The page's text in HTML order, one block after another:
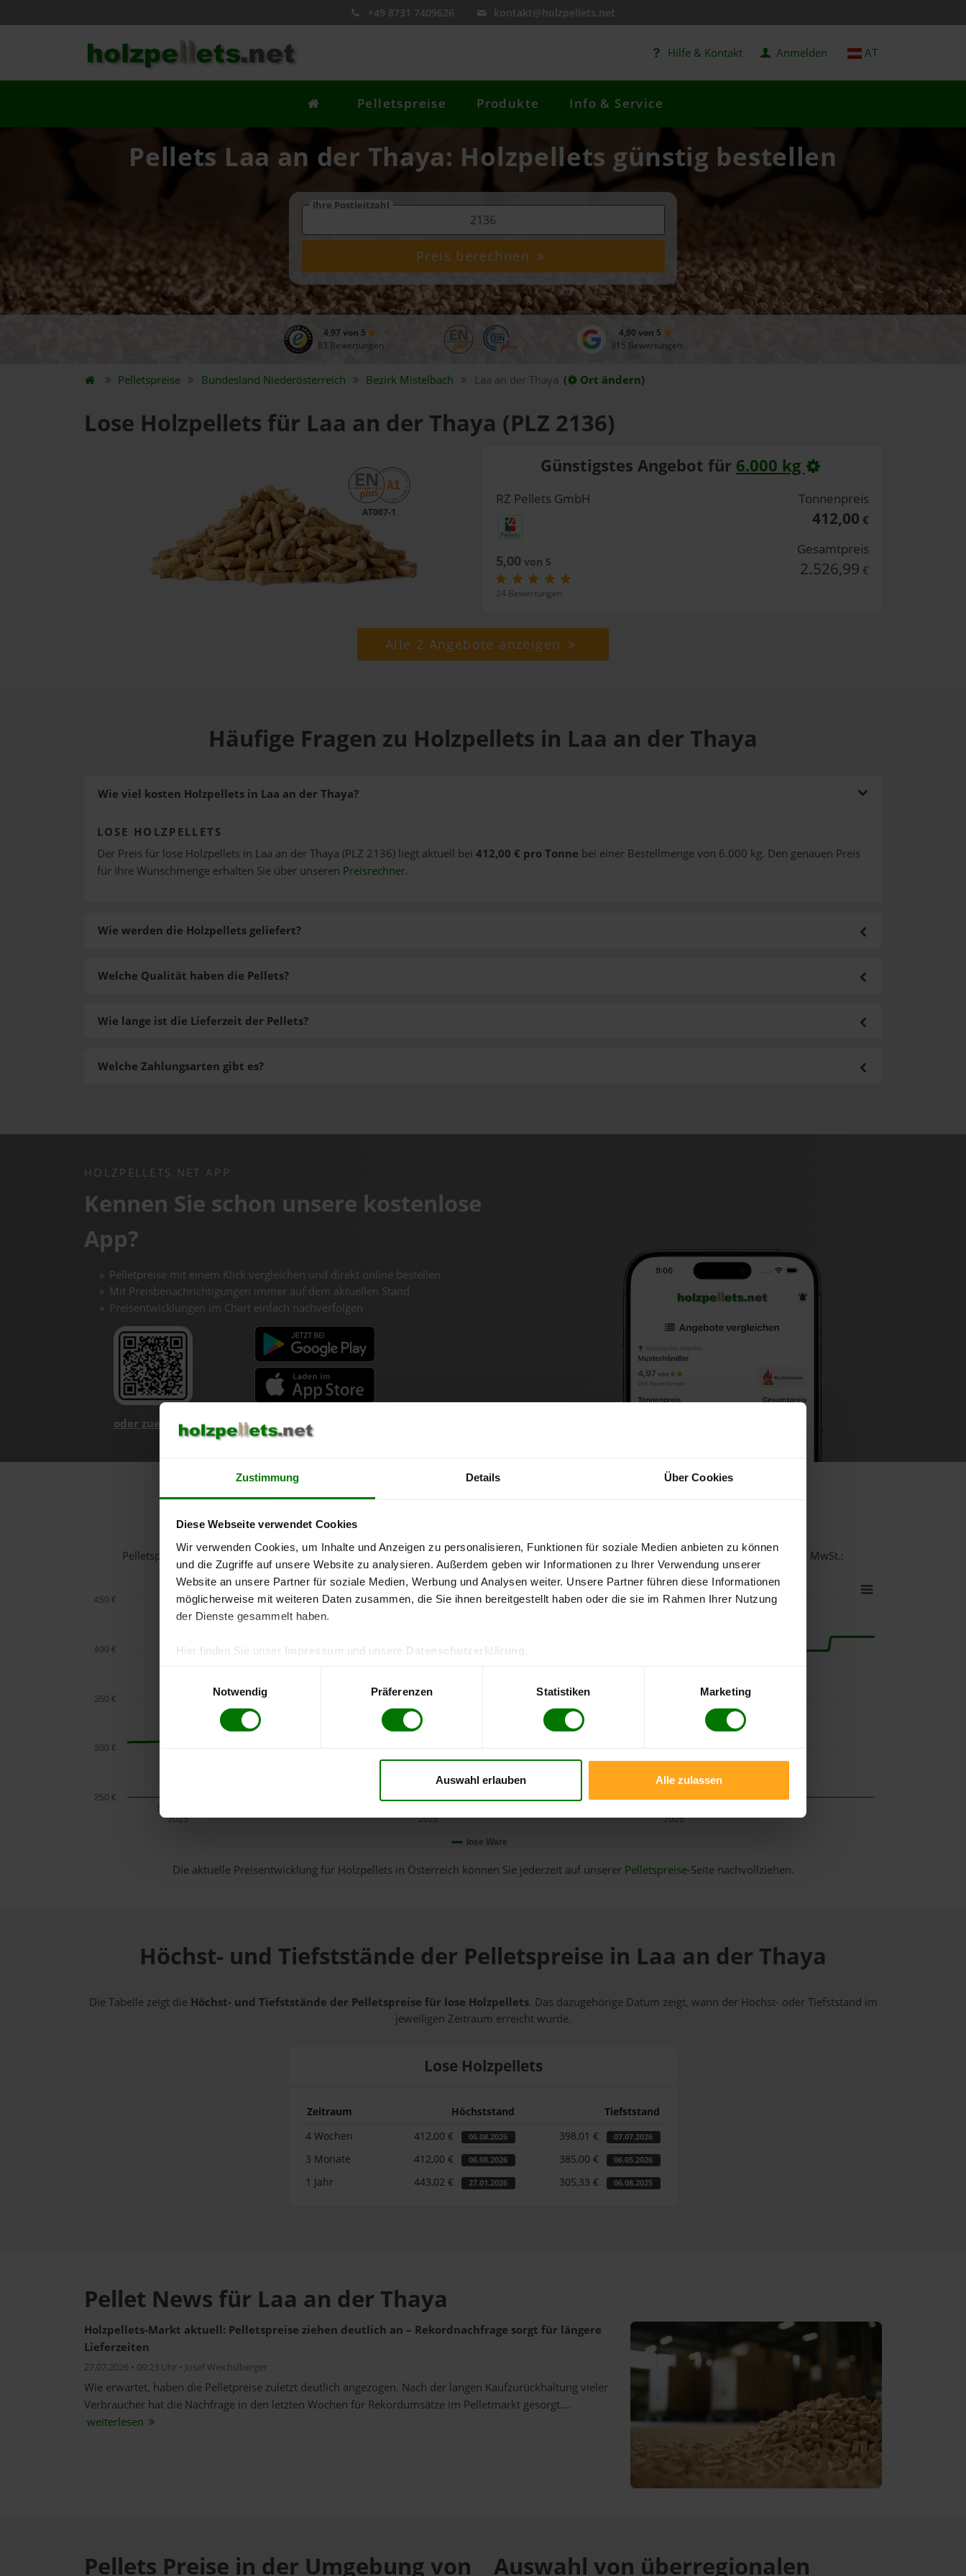
Zustimmung Details Über Cookies
Diese Webseite verwendet Cookies
Wir verwenden Cookies, um Inhalte und Anzeigen zu personalisieren, Funktionen für soziale Medien anbieten zu können
und die Zugriffe auf unsere Website zu analysieren. Außerdem geben wir Informationen zu Ihrer Verwendung unserer
Website an unsere Partner für soziale Medien, Werbung und Analysen weiter. Unsere Partner führen diese Informationen
möglicherweise mit weiteren Daten zusammen, die Sie ihnen bereitgestellt haben oder die sie im Rahmen Ihrer Nutzung
der Dienste gesammelt haben.
Hier finden Sie unser Impressum und unsere Datenschutzerklärung
Notwendig
Präferenzen Statistiken Marketing
Auswahl erlauben Alle zulassen
+49 8731 7409626 kontakt@holzpellets.net
Hilfe & Kontakt Anmelden AT
Pelletspreise Produkte Info & Service
Pellets Laa an der Thaya: Holzpellets günstig bestellen
Ihre Postleitzahl
Preis berechnen
4,97 von 5
83 Bewertungen
4,90 von 5
315 Bewertungen
Pelletspreise Bundesland Niederösterreich Bezirk Mistelbach Laa an der Thaya ( Ort ändern)
Lose Holzpellets für Laa an der Thaya (PLZ 2136)
AT007-1
Günstigstes Angebot für 6.000 kg
RZ Pellets GmbH
5,00 von 5
24 Bewertungen
Tonnenpreis
412,00 €
Gesamtpreis
2.526,99 €
Alle 2 Angebote anzeigen
Häufige Fragen zu Holzpellets in Laa an der Thaya
Wie viel kosten Holzpellets in Laa an der Thaya?
LOSE HOLZPELLETS
Der Preis für lose Holzpellets in Laa an der Thaya (PLZ 2136) liegt aktuell bei 412,00 € pro Tonne bei einer Bestellmenge von 6.000 kg. Den genauen Preis
für Ihre Wunschmenge erhalten Sie über unseren Preisrechner.
Wie werden die Holzpellets geliefert?
Welche Zahlungsarten gibt es?
Welche Qualität haben die Pellets?
Wie lange ist die Lieferzeit der Pellets?
HOLZPELLETS.NET APP
Kennen Sie schon unsere kostenlose
App?
Pelletpreise mit einem Klick vergleichen und direkt online bestellen
Mit Preisbenachrichtigungen immer auf dem aktuellen Stand
Preisentwicklungen im Chart einfach nachverfolgen
oder zuerst mehr über unsere App erfahren
Holzpellets-Chart für Laa an der Thaya
Pelletspreise in Laa an der Thaya für 1 Tonne bei Abnahmevon 6 Tonnen loser Warein DINplus-/ENplus-Qualität bei einer Lieferstelle inkl. MwSt.:
lose Ware
September
2025
2026
2026
300 €
350 €
400 €
450 €
250 €
Die aktuelle Preisentwicklung für Holzpellets in Österreich können Sie jederzeit auf unserer Pelletspreise-Seite nachvollziehen.
Höchst- und Tiefststände der Pelletspreise in Laa an der Thaya
Die Tabelle zeigt die Höchst- und Tiefststände der Pelletspreise für lose Holzpellets. Das dazugehörige Datum zeigt, wann der Höchst- oder Tiefststand im
jeweiligen Zeitraum erreicht wurde.
Lose Holzpellets
Zeitraum Höchststand
Tiefststand
4 Wochen
412,00 € 06.08.2026 398,01 € 07.07.2026
3 Monate 412,00 € 06.08.2026 385,00 € 06.05.2026
1 Jahr 443,02 € 27.01.2026 305,33 € 06.08.2025
Pellet News für Laa an der Thaya
Holzpellets-Markt aktuell: Pelletspreise ziehen deutlich an – Rekordnachfrage sorgt für längere
Lieferzeiten
27.07.2026 • 09:23 Uhr • Josef Weichslberger
Wie erwartet, haben die Pelletpreise zuletzt deutlich angezogen. Nach der langen Kaufzurückhaltung vieler
Verbraucher hat die Nachfrage in den letzten Wochen für Rekordumsätze im Pelletmarkt gesorgt....
weiterlesen
Pellets Preise in der Umgebung von Auswahl von überregionalen